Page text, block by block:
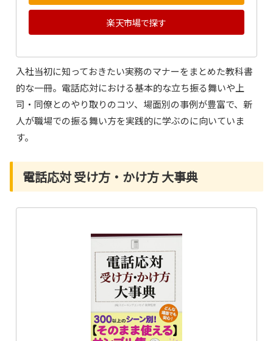
楽天市場で探す
入社当初に知っておきたい実務のマナーをまとめた教科書
的な一冊。電話応対における基本的な立ち振る舞いや上
司・同僚とのやり取りのコツ、場面別の事例が豊富で、新
人が職場での振る舞い方を実践的に学ぶのに向いていま
す。
電話応対 受け方・かけ方 大事典